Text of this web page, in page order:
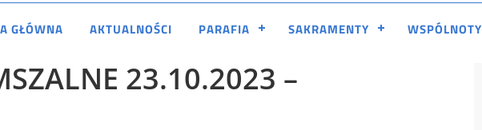
GŁÓWNA AKTUALNOŚCI PARAFIA SAKRAMENTY WSPÓLNOTY
23.10.2023 –